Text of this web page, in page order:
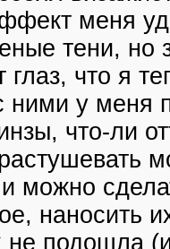
меня
тени, но
глаз, что я
ними у меня
что-ли
можно
наносить
не подошла